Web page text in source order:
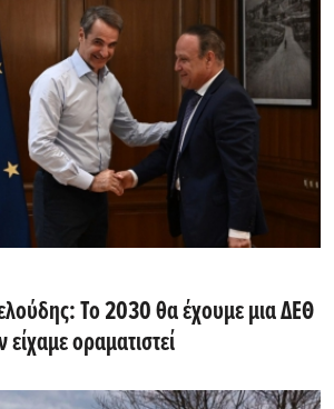
Το 2030 θα έχουμε μια ΔΕΘ
οραματιστεί